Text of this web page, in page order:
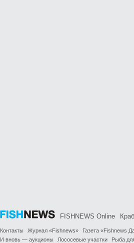
FISHNEWS Online
Контакты Журнал «Fishnews» Газета «Fishnews
И вновь — аукционы
Лососевые участки Рыба